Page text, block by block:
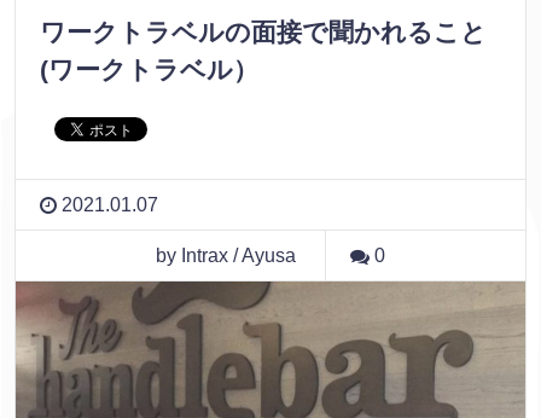
ワークトラベルの面接で聞かれること
(ワークトラベル）
2021.01.07
by Intrax / Ayusa 0